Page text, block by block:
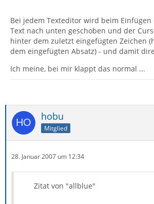
Bei jedem Texteditor wird beim Einfügen
Text nach unten geschoben und der
hinter dem zuletzt eingefügten Zeichen
dem eingefügten Absatz) - und damit
Ich meine, bei mir klappt das normal ...
hobu
Mitglied
28. Januar 2007 um 12:34
Zitat von "allblue"